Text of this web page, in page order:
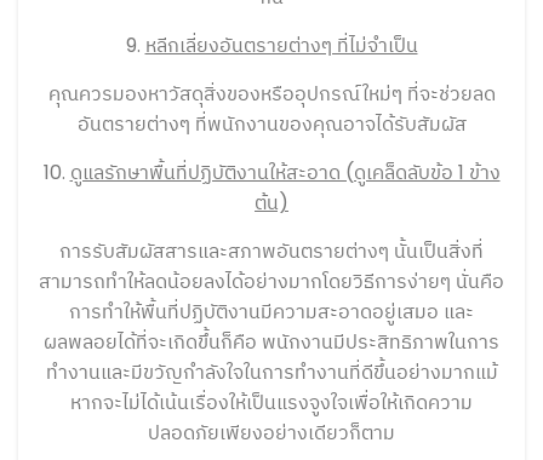
9. หลีกเลี่ยงอันตรายต่างๆ ที่ไม่จำเป็น
คุณควรมองหาวัสดุสิ่งของหรืออุปกรณ์ใหม่ๆ ที่จะช่วยลด
อันตรายต่างๆ ที่พนักงานของคุณอาจได้รับสัมผัส
10. ดูแลรักษาพื้นที่ปฏิบัติงานให้สะอาด (ดูเคล็ดลับข้อ 1 ข้าง
ต้น)
การรับสัมผัสสารและสภาพอันตรายต่างๆ นั้นเป็นสิ่งที่
สามารถทำให้ลดน้อยลงได้อย่างมากโดยวิธีการง่ายๆ นั่นคือ
การทำให้พื้นที่ปฏิบัติงานมีความสะอาดอยู่เสมอ และ
ผลพลอยได้ที่จะเกิดขึ้นก็คือ พนักงานมีประสิทธิภาพในการ
ทำงานและมีขวัญกำลังใจในการทำงานที่ดีขึ้นอย่างมากแม้
หากจะไม่ได้เน้นเรื่องให้เป็นแรงจูงใจเพื่อให้เกิดความ
ปลอดภัยเพียงอย่างเดียวก็ตาม